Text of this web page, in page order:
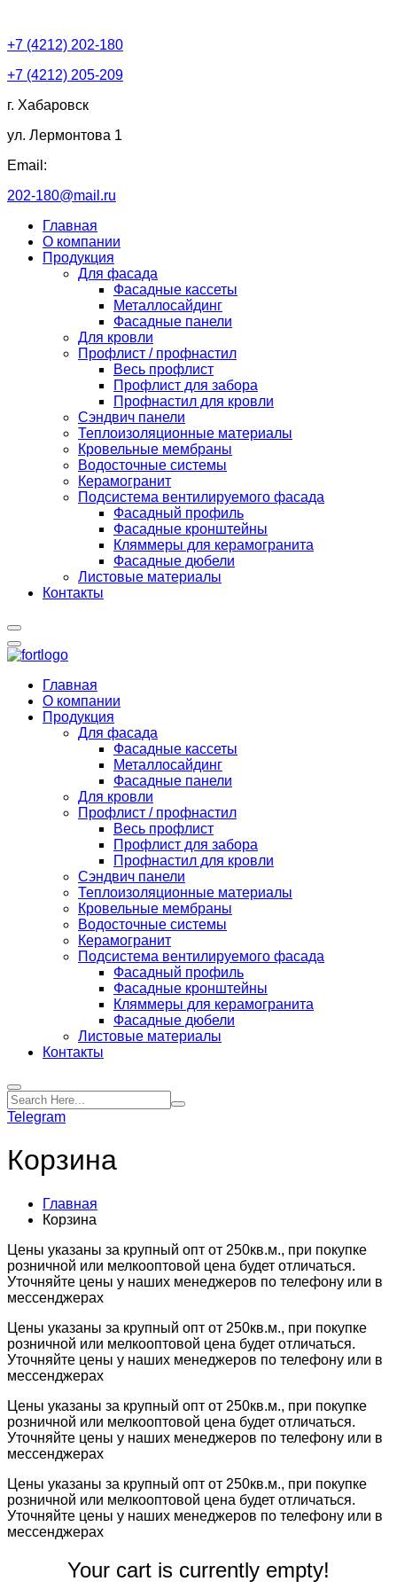
+7 (4212) 202-180
+7 (4212) 205-209
г. Хабаровск
ул. Лермонтова 1
Email:
202-180@mail.ru
Главная
О компании
Продукция
Для фасада
Фасадные кассеты
Металлосайдинг
Фасадные панели
Для кровли
Профлист / профнастил
Весь профлист
Профлист для забора
Профнастил для кровли
Сэндвич панели
Теплоизоляционные материалы
Кровельные мембраны
Водосточные системы
Керамогранит
Подсистема вентилируемого фасада
Фасадный профиль
Фасадные кронштейны
Кляммеры для керамогранита
Фасадные дюбели
Листовые материалы
Контакты
Главная
О компании
Продукция
Для фасада
Фасадные кассеты
Металлосайдинг
Фасадные панели
Для кровли
Профлист / профнастил
Весь профлист
Профлист для забора
Профнастил для кровли
Сэндвич панели
Теплоизоляционные материалы
Кровельные мембраны
Водосточные системы
Керамогранит
Подсистема вентилируемого фасада
Фасадный профиль
Фасадные кронштейны
Кляммеры для керамогранита
Фасадные дюбели
Листовые материалы
Контакты
Telegram
Корзина
Главная
Корзина
Цены указаны за крупный опт от 250кв.м., при покупке
розничной или мелкооптовой цена будет отличаться.
Уточняйте цены у наших менеджеров по телефону или в
мессенджерах
Цены указаны за крупный опт от 250кв.м., при покупке
розничной или мелкооптовой цена будет отличаться.
Уточняйте цены у наших менеджеров по телефону или в
мессенджерах
Цены указаны за крупный опт от 250кв.м., при покупке
розничной или мелкооптовой цена будет отличаться.
Уточняйте цены у наших менеджеров по телефону или в
мессенджерах
Цены указаны за крупный опт от 250кв.м., при покупке
розничной или мелкооптовой цена будет отличаться.
Уточняйте цены у наших менеджеров по телефону или в
мессенджерах
Your cart is currently empty!